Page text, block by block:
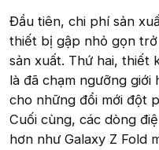
Đầu tiên, chi phí sản
thiết bị gập nhỏ gọn
sản xuất. Thứ hai, thiết
là đã chạm ngưỡng giới
cho những đổi mới đột
Cuối cùng, các dòng
hơn như Galaxy Z Fold